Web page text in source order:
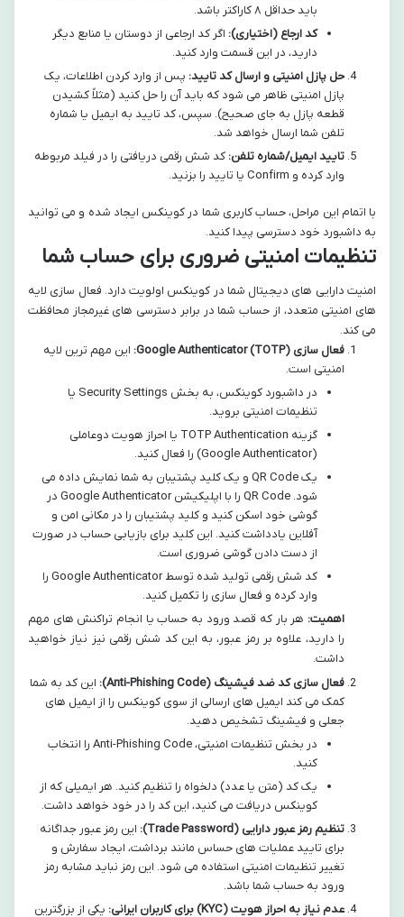
باید حداقل ۸ کاراکتر باشد.
کد ارجاع (اختیاری): اگر کد ارجاعی از دوستان یا منابع دیگر
دارید، در این قسمت وارد کنید.
حل پازل امنیتی و ارسال کد تایید: پس از وارد کردن اطلاعات، یک
پازل امنیتی ظاهر می شود که باید آن را حل کنید (مثلاً کشیدن
قطعه پازل به جای صحیح). سپس، کد تایید به ایمیل یا شماره
تلفن شما ارسال خواهد شد.
تایید ایمیل/شماره تلفن: کد شش رقمی دریافتی را در فیلد مربوطه
وارد کرده و Confirm یا تایید را بزنید.
با اتمام این مراحل، حساب کاربری شما در کوینکس ایجاد شده و می توانید
به داشبورد خود دسترسی پیدا کنید.
تنظیمات امنیتی ضروری برای حساب شما
امنیت دارایی های دیجیتال شما در کوینکس اولویت دارد. فعال سازی لایه
های امنیتی متعدد، از حساب شما در برابر دسترسی های غیرمجاز محافظت
می کند.
فعال سازی Google Authenticator (TOTP):
این مهم ترین لایه
امنیتی است.
در داشبورد کوینکس، به بخش Security Settings یا
تنظیمات امنیتی بروید.
گزینه TOTP Authentication یا احراز هویت دوعاملی
(Google Authenticator) را فعال کنید.
یک QR Code و یک کلید پشتیبان به شما نمایش داده می
شود. QR Code را با اپلیکیشن Google Authenticator در
گوشی خود اسکن کنید و کلید پشتیبان را در مکانی امن و
آفلاین یادداشت کنید. این کلید برای بازیابی حساب در صورت
از دست دادن گوشی ضروری است.
کد شش رقمی تولید شده توسط Google Authenticator را
وارد کرده و فعال سازی را تکمیل کنید.
اهمیت: هر بار که قصد ورود به حساب یا انجام تراکنش های مهم
را دارید، علاوه بر رمز عبور، به این کد شش رقمی نیز نیاز خواهید
داشت.
فعال سازی کد ضد فیشینگ (Anti-Phishing Code):
این کد به شما
کمک می کند ایمیل های ارسالی از سوی کوینکس را از ایمیل های
جعلی و فیشینگ تشخیص دهید.
در بخش تنظیمات امنیتی، Anti-Phishing Code را انتخاب
کنید.
یک کد (متن یا عدد) دلخواه را تنظیم کنید. هر ایمیلی که از
کوینکس دریافت می کنید، این کد را در خود خواهد داشت.
تنظیم رمز عبور دارایی (Trade Password):
این رمز عبور جداگانه
برای تایید عملیات های حساس مانند برداشت، ایجاد سفارش و
تغییر تنظیمات امنیتی استفاده می شود. این رمز نباید مشابه رمز
ورود به حساب شما باشد.
عدم نیاز به احراز هویت (KYC) برای کاربران ایرانی:
یکی از بزرگترین